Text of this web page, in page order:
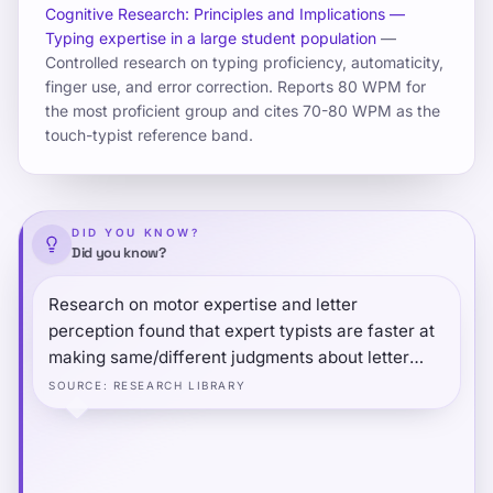
Cognitive Research: Principles and Implications —
Typing expertise in a large student population —
Controlled research on typing proficiency, automaticity,
finger use, and error correction. Reports 80 WPM for
the most proficient group and cites 70-80 WPM as the
touch-typist reference band.
DID YOU KNOW?
Did you know?
Research on motor expertise and letter
perception found that expert typists are faster at
making same/different judgments about letter
pairs that are typed by different hands than pairs
typed by the same hand — even when they are
SOURCE : RESEARCH LIBRARY